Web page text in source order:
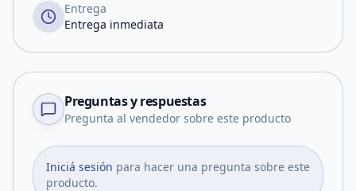
Entrega
Entrega inmediata
Preguntas y respuestas
Pregunta al vendedor sobre este producto
Iniciá sesión para hacer una pregunta sobre este
producto.